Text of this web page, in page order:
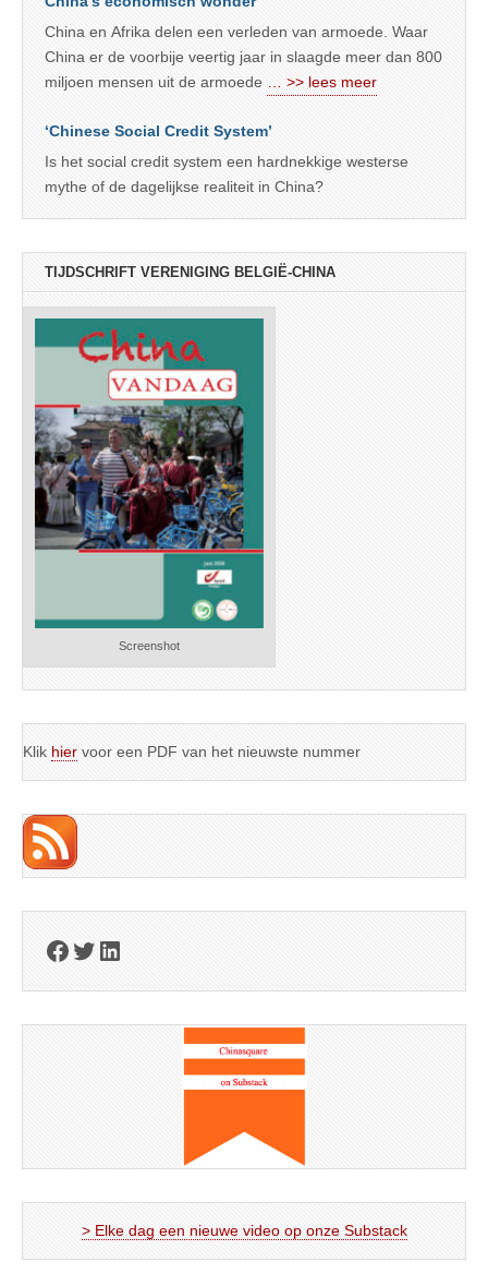
China en Afrika delen een verleden van armoede. Waar
China er de voorbije veertig jaar in slaagde meer dan 800
miljoen mensen uit de armoede
… >> lees meer
‘Chinese Social Credit System’
Is het social credit system een hardnekkige westerse
mythe of de dagelijkse realiteit in China?
TIJDSCHRIFT VERENIGING BELGIË-CHINA
Screenshot
Klik hier voor een PDF van het nieuwste nummer
Facebook
Twitter
LinkedIn
> Elke dag een nieuwe video op onze Substack